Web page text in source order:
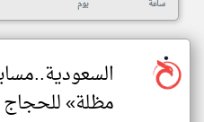
يوم ساعة
مظلة» للحجاج